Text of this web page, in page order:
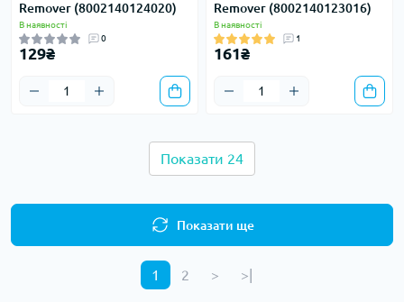
Remover (8002140124020)
В наявності
0
129₴
Remover (8002140123016)
В наявності
1
161₴
Показати 24
Показати ще
1 2 > >|